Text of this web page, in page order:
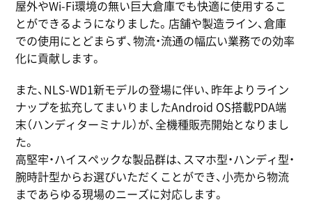
屋外やWi-Fi環境の無い巨大倉庫でも快適に使用するこ
とができるようになりました。店舗や製造ライン、倉庫
での使用にとどまらず、物流・流通の幅広い業務での効率
化に貢献します。
また、NLS-WD1新モデルの登場に伴い、昨年よりライン
ナップを拡充してまいりましたAndroid OS搭載PDA端
末（ハンディターミナル）が、全機種販売開始となりまし
た。
高堅牢・ハイスペックな製品群は、スマホ型・ハンディ型・
腕時計型からお選びいただくことができ、小売から物流
まであらゆる現場のニーズに対応します。